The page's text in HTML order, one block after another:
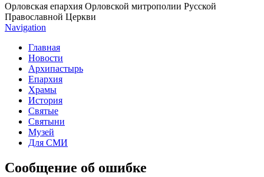
Орловская епархия Орловской митрополии Русской
Православной Церкви
Navigation
Главная
Новости
Архипастырь
Епархия
Храмы
История
Святые
Святыни
Музей
Для СМИ
Сообщение об ошибке